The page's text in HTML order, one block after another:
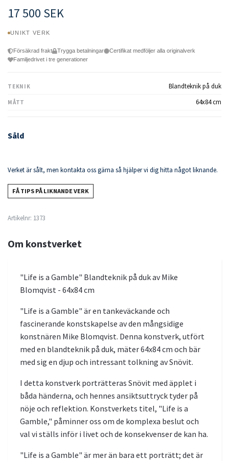
17 500 SEK
UNIKT VERK
Försäkrad frakt Trygga betalningar
Certifikat medföljer alla originalverk
Familjedrivet i tre generationer
TEKNIK Blandteknik på duk
MÅTT 64x84 cm
Såld
Verket är sålt, men kontakta oss gärna så hjälper vi dig hitta något liknande.
FÅ TIPS PÅ LIKNANDE VERK
Artikelnr: 1373
Om konstverket
"Life is a Gamble" Blandteknik på duk av Mike
Blomqvist - 64x84 cm
"Life is a Gamble" är en tankeväckande och
fascinerande konstskapelse av den mångsidige
konstnären Mike Blomqvist. Denna konstverk, utfört
med en blandteknik på duk, mäter 64x84 cm och bär
med sig en djup och intressant tolkning av Snövit.
I detta konstverk porträtteras Snövit med äpplet i
båda händerna, och hennes ansiktsuttryck tyder på
nöje och reflektion. Konstverkets titel, "Life is a
Gamble," påminner oss om de komplexa beslut och
val vi ställs inför i livet och de konsekvenser de kan ha.
"Life is a Gamble" är mer än bara ett porträtt; det är